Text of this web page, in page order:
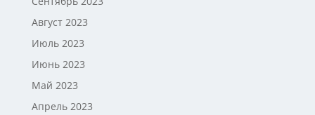
Август 2023
Июль 2023
Июнь 2023
Май 2023
Апрель 2023